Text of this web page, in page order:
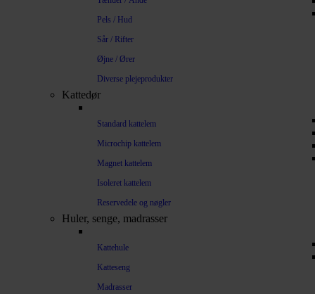
Pels / Hud
Sår / Rifter
Øjne / Ører
Diverse plejeprodukter
Kattedør
Standard kattelem
Microchip kattelem
Magnet kattelem
Isoleret kattelem
Reservedele og nøgler
Huler, senge, madrasser
Kattehule
Katteseng
Madrasser